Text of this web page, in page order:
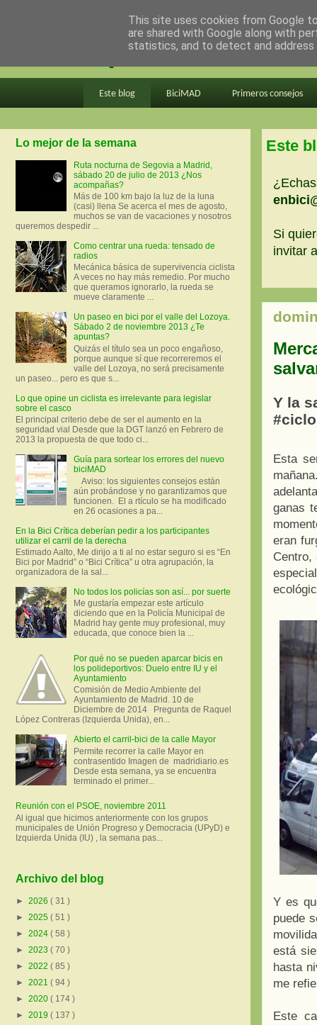
en bici por madrid
Este blog BiciMAD Primeros consejos
Este
Si
invitar
Y la
Esta
ganas
eran
Centro,
Y es
puede
está
hasta
me
Este
Lo mejor de la semana
Ruta nocturna de Segovia a Madrid,
sábado 20 de julio de 2013 ¿Nos
acompañas?
Más de 100 km bajo la luz de la luna
(casi) llena Se acerca el mes de agosto,
muchos se van de vacaciones y nosotros
queremos despedir ...
Como centrar una rueda: tensado de
radios
Mecánica básica de supervivencia ciclista
A veces no hay más remedio. Por mucho
que queramos ignorarlo, la rueda se
mueve claramente ...
Un paseo en bici por el valle del Lozoya.
Sábado 2 de noviembre 2013 ¿Te
apuntas?
Quizás el título sea un poco engañoso,
porque aunque sí que recorreremos el
valle del Lozoya, no será precisamente
un paseo... pero es que s...
Lo que opine un ciclista es irrelevante para legislar
sobre el casco
El principal criterio debe de ser el aumento en la
seguridad vial Desde que la DGT lanzó en Febrero de
2013 la propuesta de que todo ci...
Guía para sortear los errores del nuevo
biciMAD
Aviso: los siguientes consejos están
aún probándose y no garantizamos que
funcionen. El a rtículo se ha modificado
en 26 ocasiones a pa...
En la Bici Crítica deberían pedir a los participantes
utilizar el carril de la derecha
Estimado Aalto, Me dirijo a ti al no estar seguro si es “En
Bici por Madrid” o “Bici Crítica” u otra agrupación, la
organizadora de la sal...
No todos los policías son así... por suerte
Me gustaría empezar este artículo
diciendo que en la Policía Municipal de
Madrid hay gente muy profesional, muy
educada, que conoce bien la ...
Por qué no se pueden aparcar bicis en
los polideportivos: Duelo entre IU y el
Ayuntamiento
Comisión de Medio Ambiente del
Ayuntamiento de Madrid. 10 de
Diciembre de 2014 Pregunta de Raquel
López Contreras (Izquierda Unida), en...
Abierto el carril-bici de la calle Mayor
Permite recorrer la calle Mayor en
contrasentido Imagen de madridiario.es
Desde esta semana, ya se encuentra
terminado el primer...
Reunión con el PSOE, noviembre 2011
Al igual que hicimos anteriormente con los grupos
municipales de Unión Progreso y Democracia (UPyD) e
Izquierda Unida (IU) , la semana pas...
Archivo del blog
► 2026 ( 31 )
► 2025 ( 51 )
► 2024 ( 58 )
► 2023 ( 70 )
► 2022 ( 85 )
► 2021 ( 94 )
► 2020 ( 174 )
► 2019 ( 137 )
This site uses cookies from Google
are shared with Google along with
statistics, and to detect and address